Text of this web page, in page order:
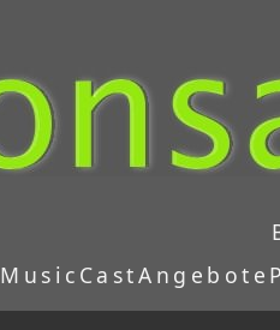
MusicCastAngebote